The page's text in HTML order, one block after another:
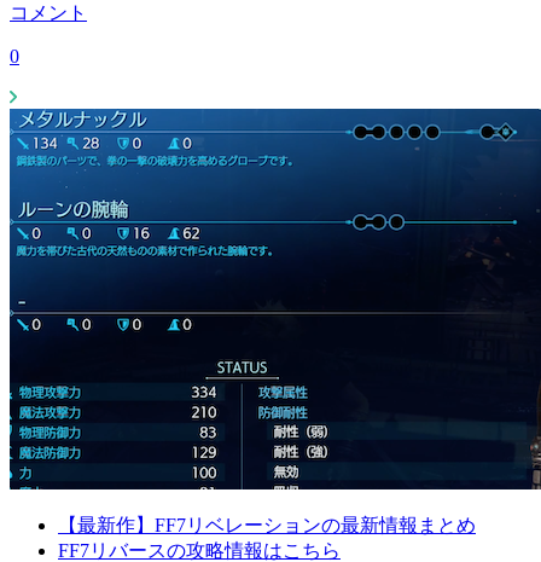
コメント
0
【最新作】FF7リベレーションの最新情報まとめ
FF7リバースの攻略情報はこちら